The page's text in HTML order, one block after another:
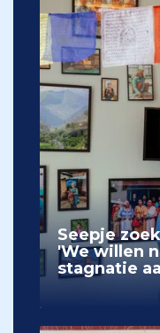
Seepje
'We willen
stagnatie